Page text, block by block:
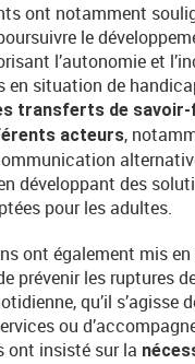
ont notamment
le
l’autonomie et
en situation de
transferts de
acteurs,
développant des
pour les adultes.
ont également mis
prévenir les ruptures
qu’il s’agisse
ou
ont insisté sur la